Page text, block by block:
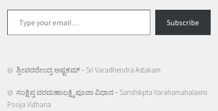
your
Subscribe
ಶ್ರೀವರದೇಂದ್ರ ಅಷ್ಟಕಮ್ – Sri Varadhendra Astakam
ಸಂಕ್ಷಿಪ್ತ ವರಮಹಾಲಕ್ಷ್ಮಿ ಪೂಜಾ ವಿಧಾನ – Sanshikpta Varahamahalaxmi
Pooja Vidhana